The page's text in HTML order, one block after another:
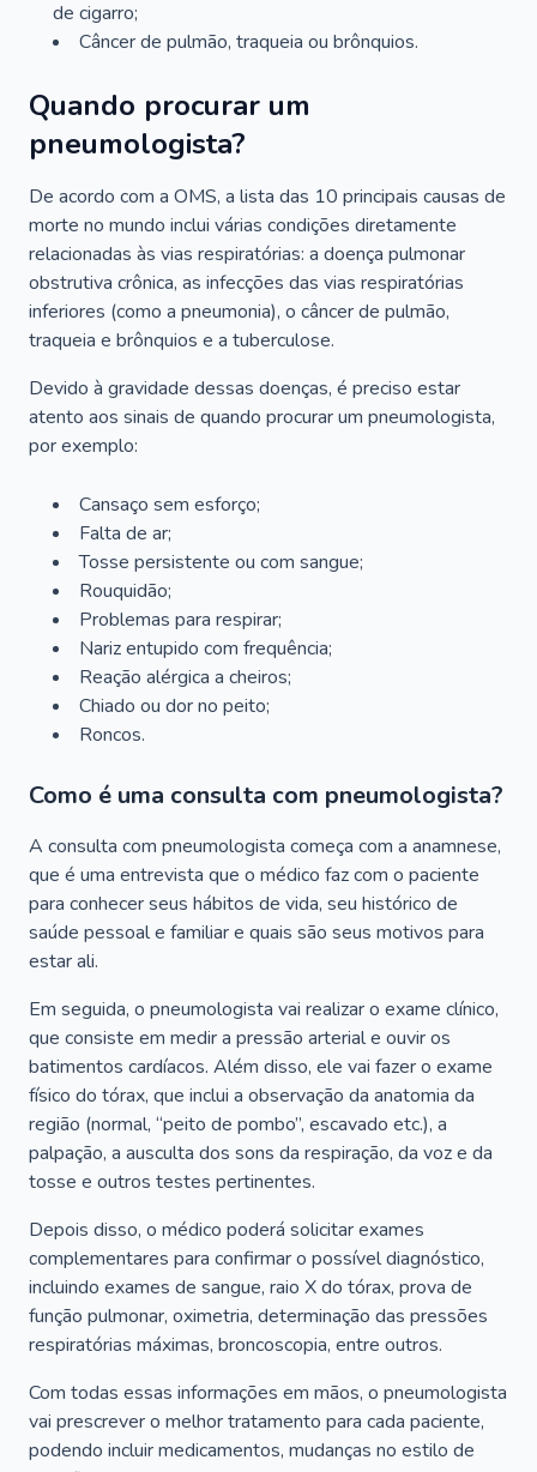
de cigarro;
Câncer de pulmão, traqueia ou brônquios.
Quando procurar um
pneumologista?
De acordo com a OMS, a lista das 10 principais causas de
morte no mundo inclui várias condições diretamente
relacionadas às vias respiratórias: a doença pulmonar
obstrutiva crônica, as infecções das vias respiratórias
inferiores (como a pneumonia), o câncer de pulmão,
traqueia e brônquios e a tuberculose.
Devido à gravidade dessas doenças, é preciso estar
atento aos sinais de quando procurar um pneumologista,
por exemplo:
Cansaço sem esforço;
Falta de ar;
Tosse persistente ou com sangue;
Rouquidão;
Problemas para respirar;
Nariz entupido com frequência;
Reação alérgica a cheiros;
Chiado ou dor no peito;
Roncos.
Como é uma consulta com pneumologista?
A consulta com pneumologista começa com a anamnese,
que é uma entrevista que o médico faz com o paciente
para conhecer seus hábitos de vida, seu histórico de
saúde pessoal e familiar e quais são seus motivos para
estar ali.
Em seguida, o pneumologista vai realizar o exame clínico,
que consiste em medir a pressão arterial e ouvir os
batimentos cardíacos. Além disso, ele vai fazer o exame
físico do tórax, que inclui a observação da anatomia da
região (normal, “peito de pombo”, escavado etc.), a
palpação, a ausculta dos sons da respiração, da voz e da
tosse e outros testes pertinentes.
Depois disso, o médico poderá solicitar exames
complementares para confirmar o possível diagnóstico,
incluindo exames de sangue, raio X do tórax, prova de
função pulmonar, oximetria, determinação das pressões
respiratórias máximas, broncoscopia, entre outros.
Com todas essas informações em mãos, o pneumologista
vai prescrever o melhor tratamento para cada paciente,
podendo incluir medicamentos, mudanças no estilo de